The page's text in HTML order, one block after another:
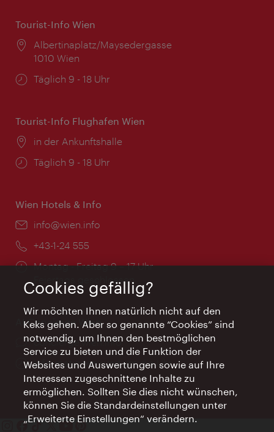
Tourist-Info Wien
Ort:
Albertinaplatz/Maysedergasse
1010 Wien
Öffnungszeiten:
Täglich 9 - 18 Uhr
Tourist-Info Flughafen Wien
Ort:
in der Ankunftshalle
Öffnungszeiten:
Täglich 9 - 18 Uhr
Wien Hotels & Info
Email:
info@wien.info
Telefon:
+43-1-24 555
Öffnungszeiten:
Montag - Freitag 9 – 17 Uhr
Feiertags geschlossen
AI Concierge Wien
Ort:
concierge.wien.info
Öffnungszeiten:
Informationen rund um die Uhr
Cookies gefällig?
Wir möchten Ihnen natürlich nicht auf den
Keks gehen. Aber so genannte “Cookies” sind
notwendig, um Ihnen den bestmöglichen
Service zu bieten und die Funktion der
Websites und Auswertungen sowie auf Ihre
Interessen zugeschnittene Inhalte zu
ermöglichen. Sollten Sie dies nicht wünschen,
können Sie die Standardeinstellungen unter
„Erweiterte Einstellungen“ verändern.